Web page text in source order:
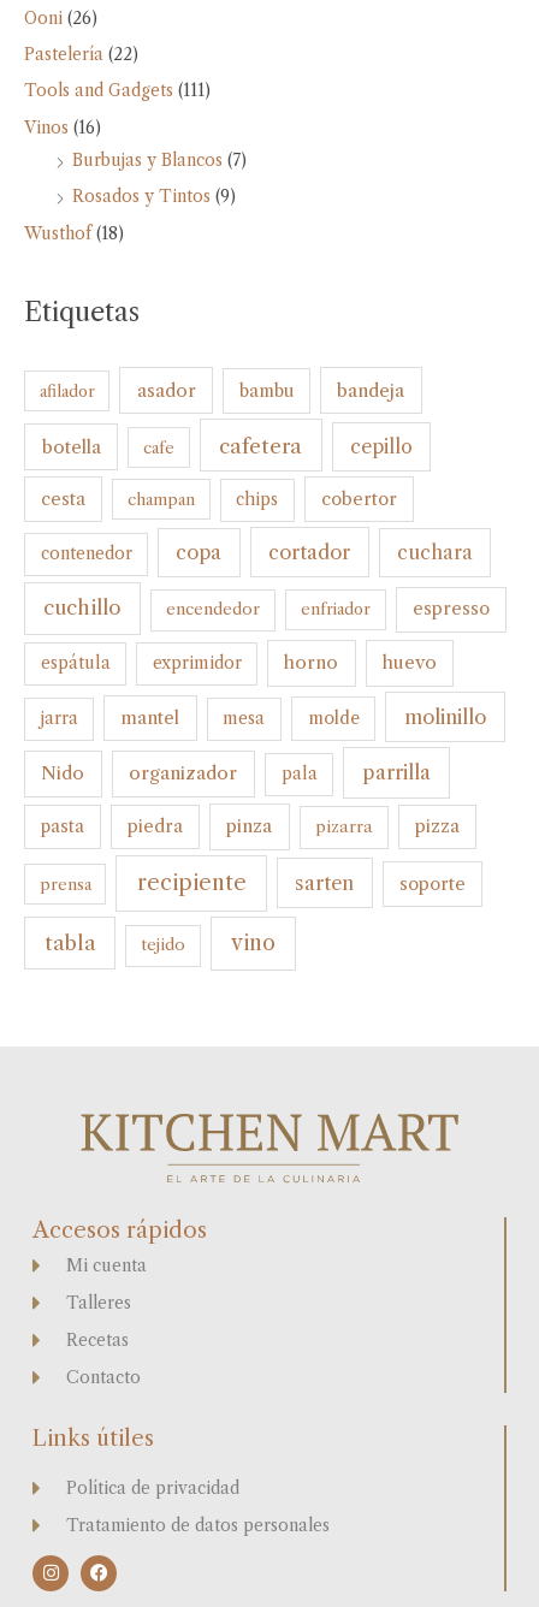
Ooni (26)
Pastelería (22)
Tools and Gadgets (111)
Vinos (16)
Burbujas y Blancos (7)
Rosados y Tintos (9)
Wusthof (18)
Etiquetas
afilador asador bambu bandeja
botella cafe cafetera cepillo
cesta champan chips cobertor
contenedor copa cortador cuchara
cuchillo encendedor enfriador espresso
espátula exprimidor horno huevo
jarra mantel mesa molde molinillo
Nido organizador pala parrilla
pasta piedra pinza pizarra pizza
prensa recipiente sarten soporte
tabla tejido vino
Accesos rápidos
Mi cuenta
Talleres
Recetas
Contacto
Links útiles
Política de privacidad
Tratamiento de datos personales
I
n
s
F
a
c